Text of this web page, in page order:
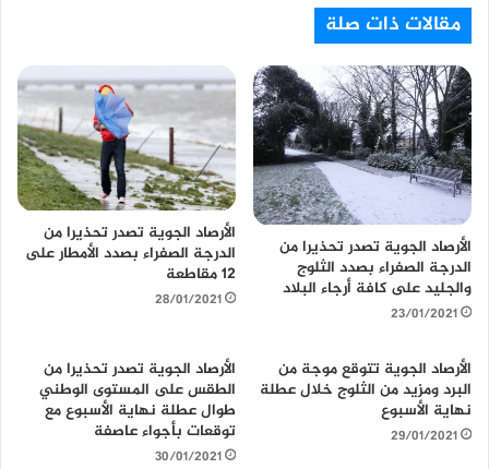
و
ي
ب
مقالات ذات صلة
الأرصاد الجوية تصدر تحذيرا من
الدرجة الصفراء بصدد الثلوج
والجليد على كافة أرجاء البلاد
23/01/2021
الأرصاد الجوية تصدر تحذيرا من
الدرجة الصفراء بصدد الأمطار على
12 مقاطعة
28/01/2021
الأرصاد الجوية تتوقع موجة من
البرد ومزيد من الثلوج خلال عطلة
نهاية الأسبوع
29/01/2021
الأرصاد الجوية تصدر تحذيرا من
الطقس على المستوى الوطني
طوال عطلة نهاية الأسبوع مع
توقعات بأجواء عاصفة
30/01/2021